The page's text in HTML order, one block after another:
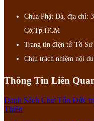
Chùa Phật Đà, địa chỉ:
Cờ,Tp.HCM
Trang tin điện tử Tồ
Chịu trách nhiệm nội
Thông Tin Liên
Danh Sách Chư Tôn Đức
Thiền